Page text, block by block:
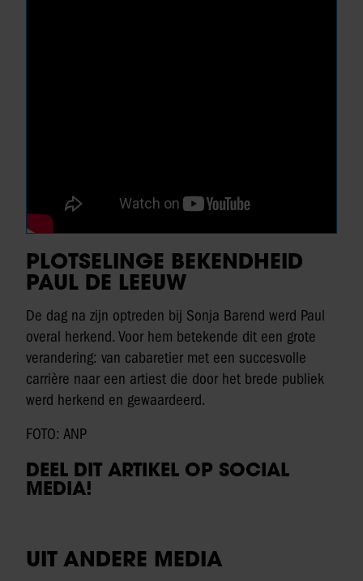
PLOTSELINGE BEKENDHEID
PAUL DE LEEUW
De dag na zijn optreden bij Sonja Barend werd Paul
overal herkend. Voor hem betekende dit een grote
verandering: van cabaretier met een succesvolle
carrière naar een artiest die door het brede publiek
werd herkend en gewaardeerd.
FOTO: ANP
DEEL DIT ARTIKEL OP SOCIAL
MEDIA!
UIT ANDERE MEDIA